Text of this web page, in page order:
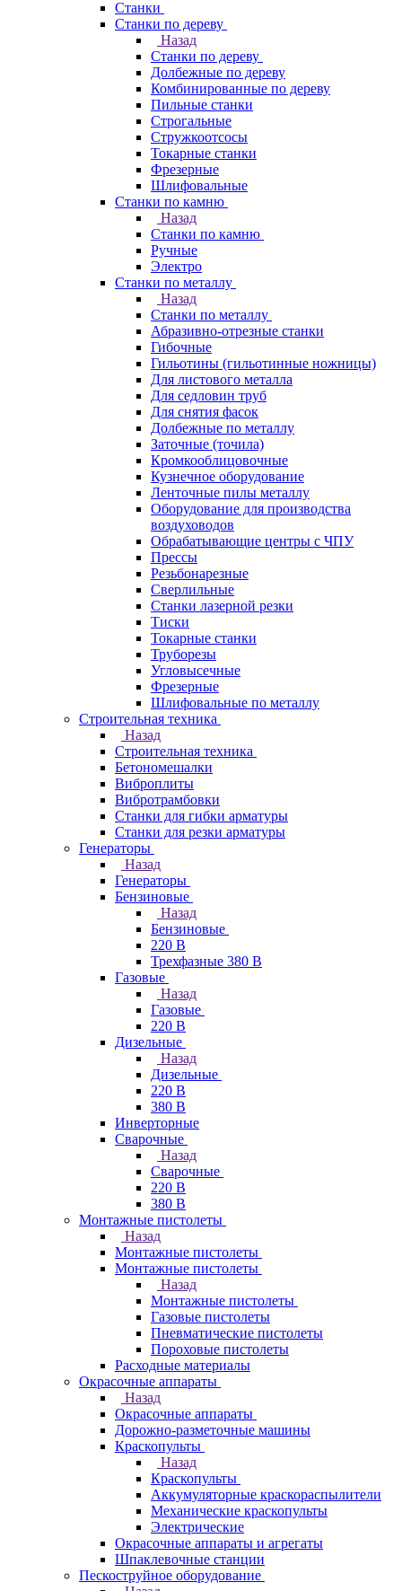
Станки
Станки по дереву
Назад
Станки по дереву
Долбежные по дереву
Комбинированные по дереву
Пильные станки
Строгальные
Стружкоотсосы
Токарные станки
Фрезерные
Шлифовальные
Станки по камню
Назад
Станки по камню
Ручные
Электро
Станки по металлу
Назад
Станки по металлу
Абразивно-отрезные станки
Гибочные
Гильотины (гильотинные ножницы)
Для листового металла
Для седловин труб
Для снятия фасок
Долбежные по металлу
Заточные (точила)
Кромкооблицовочные
Кузнечное оборудование
Ленточные пилы металлу
Оборудование для производства
воздуховодов
Обрабатывающие центры с ЧПУ
Прессы
Резьбонарезные
Сверлильные
Станки лазерной резки
Тиски
Токарные станки
Труборезы
Угловысечные
Фрезерные
Шлифовальные по металлу
Строительная техника
Назад
Строительная техника
Бетономешалки
Виброплиты
Вибротрамбовки
Станки для гибки арматуры
Станки для резки арматуры
Генераторы
Назад
Генераторы
Бензиновые
Назад
Бензиновые
220 В
Трехфазные 380 В
Газовые
Назад
Газовые
220 В
Дизельные
Назад
Дизельные
220 В
380 В
Инверторные
Сварочные
Назад
Сварочные
220 В
380 В
Монтажные пистолеты
Назад
Монтажные пистолеты
Монтажные пистолеты
Назад
Монтажные пистолеты
Газовые пистолеты
Пневматические пистолеты
Пороховые пистолеты
Расходные материалы
Окрасочные аппараты
Назад
Окрасочные аппараты
Дорожно-разметочные машины
Краскопульты
Назад
Краскопульты
Аккумуляторные краскораспылители
Механические краскопульты
Электрические
Окрасочные аппараты и агрегаты
Шпаклевочные станции
Пескоструйное оборудование